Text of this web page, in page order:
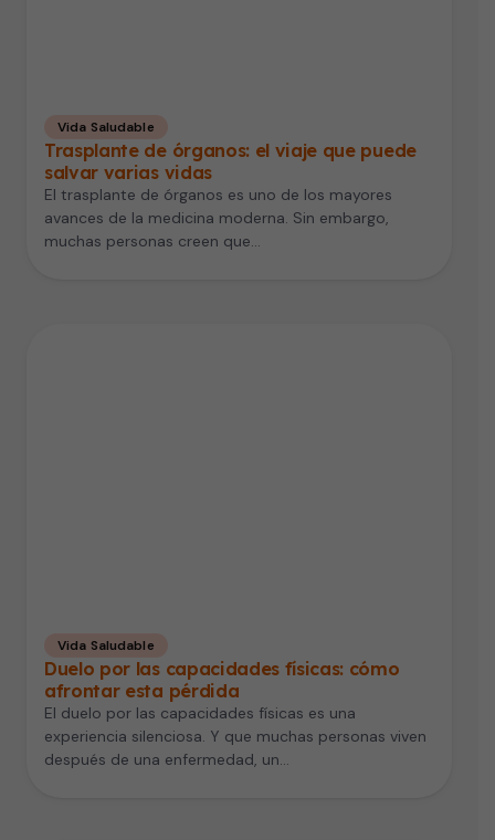
Vida Saludable
Trasplante de órganos: el viaje que puede
salvar varias vidas
El trasplante de órganos es uno de los mayores
avances de la medicina moderna. Sin embargo,
muchas personas creen que…
Vida Saludable
Duelo por las capacidades físicas: cómo
afrontar esta pérdida
El duelo por las capacidades físicas es una
experiencia silenciosa. Y que muchas personas viven
después de una enfermedad, un…